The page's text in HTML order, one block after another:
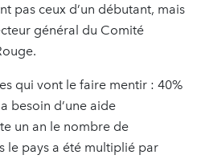
pas ceux d’un débutant, mais
général du Comité
qui vont le faire mentir : 40%
besoin d’une aide
un an le nombre de
le pays a été multiplié par